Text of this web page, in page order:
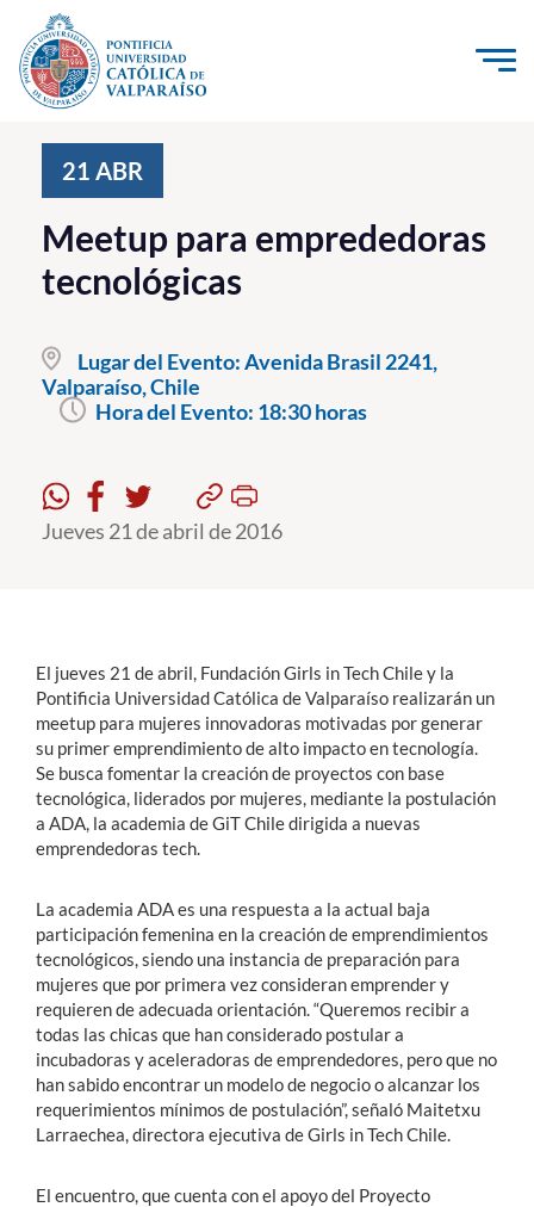
Click acá para ir directamente al contenido
Investigación, Creación e Innovación
PUCV Internacional
Vinculación con el Medio
Admisión
Pregrado
Formación Continua
Funcionarios
Alumni
English
21 ABR
Meetup para emprededoras
tecnológicas
Lugar del Evento:Avenida Brasil 2241,
Valparaíso, Chile
Hora del Evento: 18:30 horas
Jueves 21 de abril de 2016
El jueves 21 de abril, Fundación Girls in Tech Chile y la
Pontificia Universidad Católica de Valparaíso realizarán un
meetup para mujeres innovadoras motivadas por generar
su primer emprendimiento de alto impacto en tecnología.
Se busca fomentar la creación de proyectos con base
tecnológica, liderados por mujeres, mediante la postulación
a ADA, la academia de GiT Chile dirigida a nuevas
emprendedoras tech.
La academia ADA es una respuesta a la actual baja
participación femenina en la creación de emprendimientos
tecnológicos, siendo una instancia de preparación para
mujeres que por primera vez consideran emprender y
requieren de adecuada orientación. “Queremos recibir a
todas las chicas que han considerado postular a
incubadoras y aceleradoras de emprendedores, pero que no
han sabido encontrar un modelo de negocio o alcanzar los
requerimientos mínimos de postulación”, señaló Maitetxu
Larraechea, directora ejecutiva de Girls in Tech Chile.
El encuentro, que cuenta con el apoyo del Proyecto